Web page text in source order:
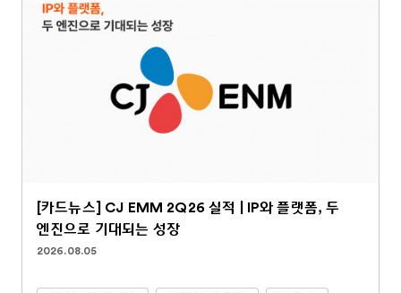
[카드뉴스] CJ EMM 2Q26 실적 | IP와 플랫폼, 두
엔진으로 기대되는 성장
2026.08.05